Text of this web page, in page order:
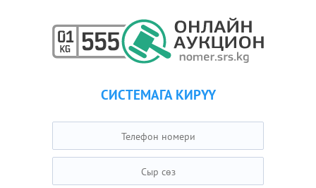
СИСТЕМАГА КИРҮҮ